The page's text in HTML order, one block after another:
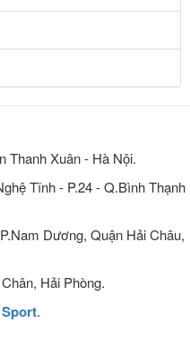
Thanh Xuân - Hà Nội.
Tĩnh - P.24 - Q.Bình Thạnh
Dương, Quận Hải Châu,
Hải Phòng.
.